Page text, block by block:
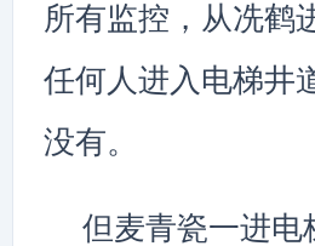
所有监控，从冼鹤
任何人进入电梯井
没有。
但麦青瓷一进电